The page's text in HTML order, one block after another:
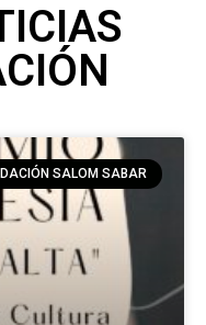
SALOM SABAR